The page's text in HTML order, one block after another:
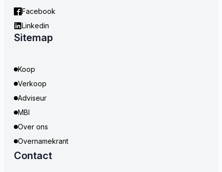
Facebook
Linkedin
Sitemap
Koop
Verkoop
Adviseur
MBI
Over ons
Overnamekrant
Contact